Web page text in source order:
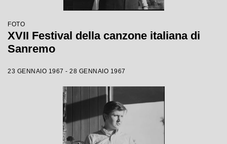
FOTO
XVII Festival della canzone italiana di
Sanremo
23 GENNAIO 1967 - 28 GENNAIO 1967